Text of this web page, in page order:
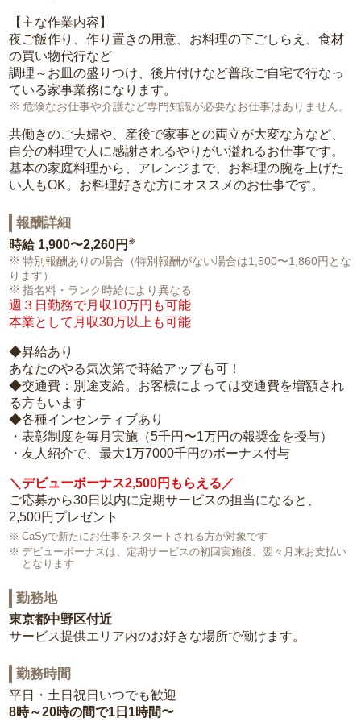
【主な作業内容】
夜ご飯作り、作り置きの用意、お料理の下ごしらえ、食材
の買い物代行など
調理～お皿の盛りつけ、後片付けなど普段ご自宅で行なっ
ている家事業務になります。
危険なお仕事や介護など専門知識が必要なお仕事はありません。
共働きのご夫婦や、産後で家事との両立が大変な方など、
自分の料理で人に感謝されるやりがい溢れるお仕事です。
基本の家庭料理から、アレンジまで、お料理の腕を上げた
い人もOK。お料理好きな方にオススメのお仕事です。
報酬詳細
時給 1,900〜2,260円 ※
特別報酬ありの場合（特別報酬がない場合は1,500〜1,860円とな
ります）
指名料・ランク時給により異なる
週３日勤務で月収10万円も可能
本業として月収30万以上も可能
◆昇給あり
あなたのやる気次第で時給アップも可！
◆交通費：別途支給。お客様によっては交通費を増額され
る方もいます
◆各種インセンティブあり
・表彰制度を毎月実施（5千円〜1万円の報奨金を授与）
・友人紹介で、最大1万7000千円のボーナス付与
＼デビューボーナス2,500円もらえる／
ご応募から30日以内に定期サービスの担当になると、
2,500円プレゼント
CaSyで新たにお仕事をスタートされる方が対象です
デビューボーナスは、定期サービスの初回実施後、翌々月末お支払い
となります
勤務地
東京都中野区付近
サービス提供エリア内のお好きな場所で働けます。
勤務時間
平日・土日祝日いつでも歓迎
8時～20時の間で1日1時間〜